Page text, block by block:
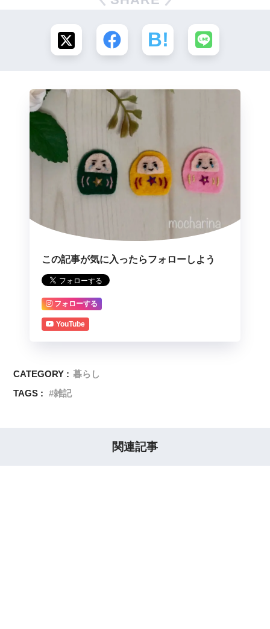
この記事が気に入ったらフォローしよう
フォローする
YouTube
CATEGORY : 暮らし
TAGS :
雑記
関連記事